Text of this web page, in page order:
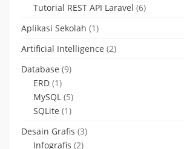
Tutorial REST API Laravel (6)
Aplikasi Sekolah (1)
Artificial Intelligence (2)
Database (9)
ERD (1)
MySQL (5)
SQLite (1)
Desain Grafis (3)
Infografis (2)